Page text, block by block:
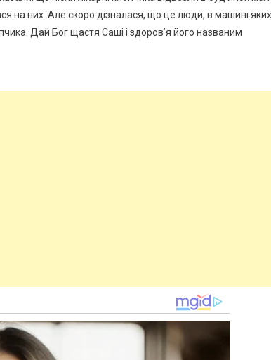
на них. Але скоро дізналася, що це люди, в машині яких
Дай Бог щастя Саші і здоров’я його названим